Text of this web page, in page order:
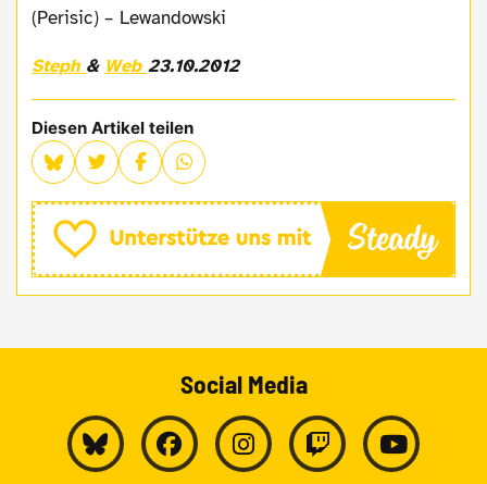
(Perisic) – Lewandowski
Steph & Web 23.10.2012
Diesen Artikel teilen
Social Media